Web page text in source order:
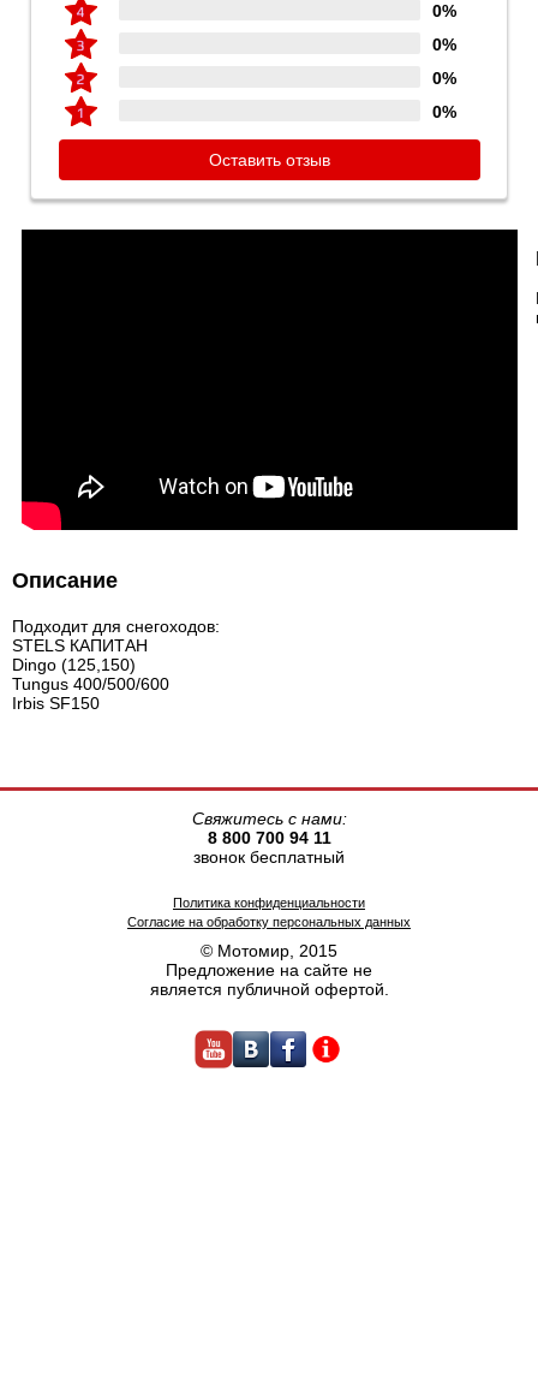
0%
0%
0%
0%
Оставить отзыв
Описание
Подходит для снегоходов:
STELS КАПИТАН
Dingo (125,150)
Tungus 400/500/600
Irbis SF150
© Мотомир, 2015
Предложение на сайте не
является публичной офертой.
Политика конфиденциальности
Согласие на обработку персональных данных
Свяжитесь с нами:
8 800 700 94 11
звонок бесплатный